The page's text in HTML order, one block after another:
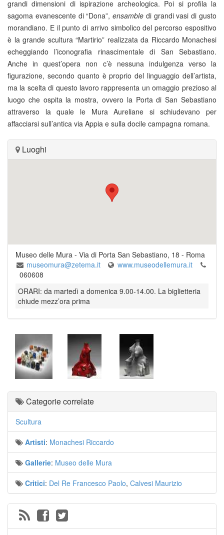
grandi dimensioni di ispirazione archeologica. Poi si profila la
sagoma evanescente di “Dona”,ensamble di grandi vasi di gusto
morandiano. E il punto di arrivo simbolico del percorso espositivo
è la grande scultura “Martirio” realizzata da Riccardo Monachesi
echeggiando l’iconografia rinascimentale di San Sebastiano.
Anche in quest’opera non c’è nessuna indulgenza verso la
figurazione, secondo quanto è proprio del linguaggio dell’artista,
ma la scelta di questo lavoro rappresenta un omaggio prezioso al
luogo che ospita la mostra, ovvero la Porta di San Sebastiano
attraverso la quale le Mura Aureliane si schiudevano per
affacciarsi sull’antica via Appia e sulla docile campagna romana.
Luoghi
Museo delle Mura - Via di Porta San Sebastiano, 18 - Roma
museomura@zetema.it
www.museodellemura.it
060608
ORARI: da martedì a domenica 9.00-14.00. La biglietteria
chiude mezz’ora prima
Categorie correlate
Scultura
Artisti: Monachesi Riccardo
Gallerie: Museo delle Mura
Critici: Del Re Francesco Paolo, Calvesi Maurizio